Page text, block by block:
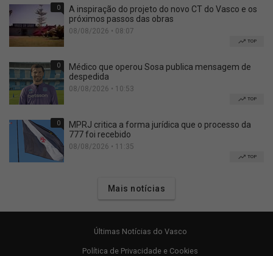
0
A inspiração do projeto do novo CT do Vasco e os
próximos passos das obras
08/08/2026 • 08:07
TOP
0
Médico que operou Sosa publica mensagem de
despedida
08/08/2026 • 10:53
TOP
0
MPRJ critica a forma jurídica que o processo da
777 foi recebido
08/08/2026 • 11:35
TOP
Mais notícias
Últimas Notícias do Vasco
Política de Privacidade e Cookies